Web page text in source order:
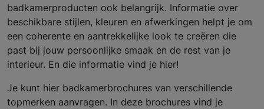
badkamerproducten ook belangrijk. Informatie over
beschikbare stijlen, kleuren en afwerkingen helpt je om
een coherente en aantrekkelijke look te creëren die
past bij jouw persoonlijke smaak en de rest van je
interieur. En die informatie vind je hier!
Je kunt hier badkamerbrochures van verschillende
topmerken aanvragen. In deze brochures vind je